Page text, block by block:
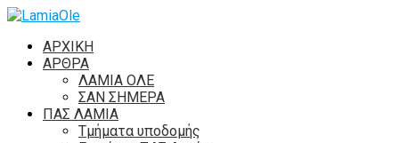
ΑΡΧΙΚΗ
ΑΡΘΡΑ
ΛΑΜΙΑ ΟΛΕ
ΣΑΝ ΣΗΜΕΡΑ
ΠΑΣ ΛΑΜΙΑ
Τμήματα υποδομής